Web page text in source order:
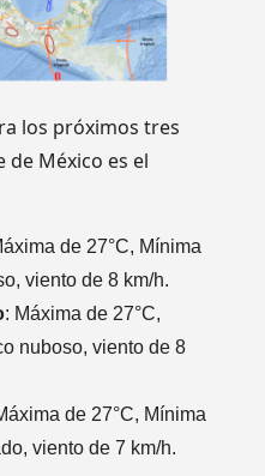
los próximos tres
de México es el
de 27°C, Mínima
viento de 8 km/h.
: Máxima de 27°C,
nuboso, viento de 8
de 27°C, Mínima
viento de 7 km/h.